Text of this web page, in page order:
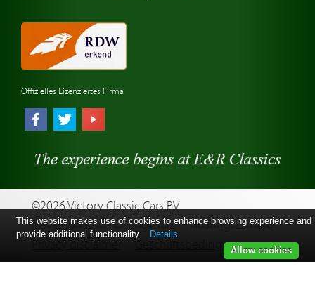
Automarken uhren
Offizielles Lizenziertes Firma
©2026 Victory Classic Cars BV
Development: Pc Langstraat
Hosting: Esmero
Geschäftsbedingungen
This website makes use of cookies to enhance browsing experience and
provide additional functionality.
Details
Allow cookies